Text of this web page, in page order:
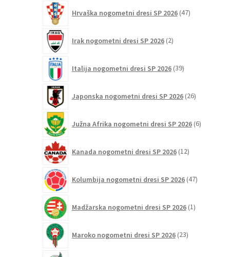
Hrvaška nogometni dresi SP 2026 47izdelkov
Irak nogometni dresi SP 2026 2izdelka
Italija nogometni dresi SP 2026 39izdelkov
Japonska nogometni dresi SP 2026 26izdelkov
Južna Afrika nogometni dresi SP 2026 6izdelkov
Kanada nogometni dresi SP 2026 12izdelkov
Kolumbija nogometni dresi SP 2026 47izdelkov
Madžarska nogometni dresi SP 2026 1izdelek
Maroko nogometni dresi SP 2026 23izdelkov